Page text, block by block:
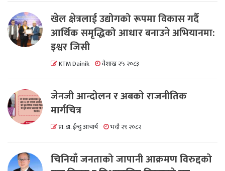
खेल क्षेत्रलाई उद्योगको रूपमा विकास गर्दै
आर्थिक समृद्धिको आधार बनाउने अभियानमा:
इश्वर जिसी
KTM Dainik वैशाख २५ २०८३
जेनजी आन्दोलन र अबको राजनीतिक
मार्गचित्र
प्रा. डा. ईन्दु आचार्य भदौ २९ २०८२
चिनियाँ जनताको जापानी आक्रमण विरुद्दको